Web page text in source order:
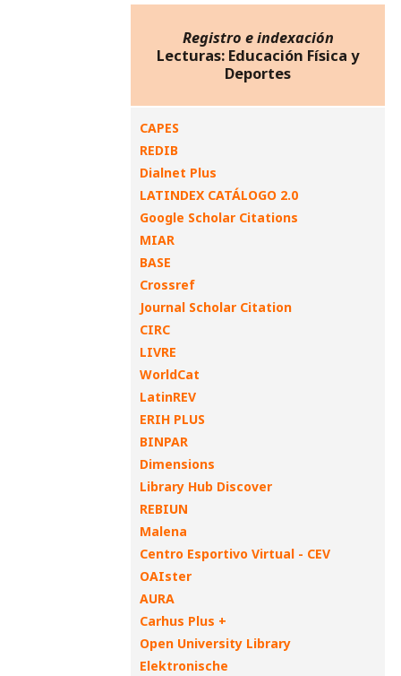
Registro e indexación
Lecturas: Educación Física y
Deportes
CAPES
REDIB
Dialnet Plus
LATINDEX CATÁLOGO 2.0
Google Scholar Citations
MIAR
BASE
Crossref
Journal Scholar Citation
CIRC
LIVRE
WorldCat
LatinREV
ERIH PLUS
BINPAR
Dimensions
Library Hub Discover
REBIUN
Malena
Centro Esportivo Virtual - CEV
OAIster
AURA
Carhus Plus +
Open University Library
Elektronische